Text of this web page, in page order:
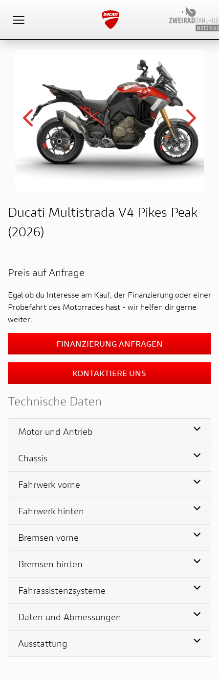
Ducati Multistrada V4 Pikes Peak
(2026)
Technische Daten
Motor und Antrieb
Chassis
Fahrwerk vorne
Fahrwerk hinten
Bremsen vorne
Bremsen hinten
Fahrassistenzsysteme
Daten und Abmessungen
Ausstattung
Preis auf Anfrage
Egal ob du Interesse am Kauf, der Finanzierung oder einer
Probefahrt des Motorrades hast - wir helfen dir gerne
weiter:
FINANZIERUNG ANFRAGEN
KONTAKTIERE UNS